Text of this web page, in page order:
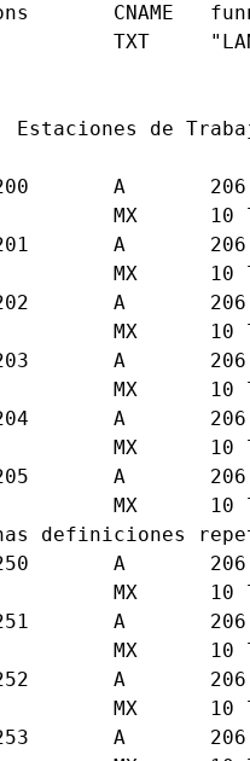
CNAME
TXT
de
A
MX      10
A
MX      10
A
MX      10
A
MX      10
A
MX      10
A
MX      10
definiciones
A
MX      10
A
MX      10
A
MX      10
A